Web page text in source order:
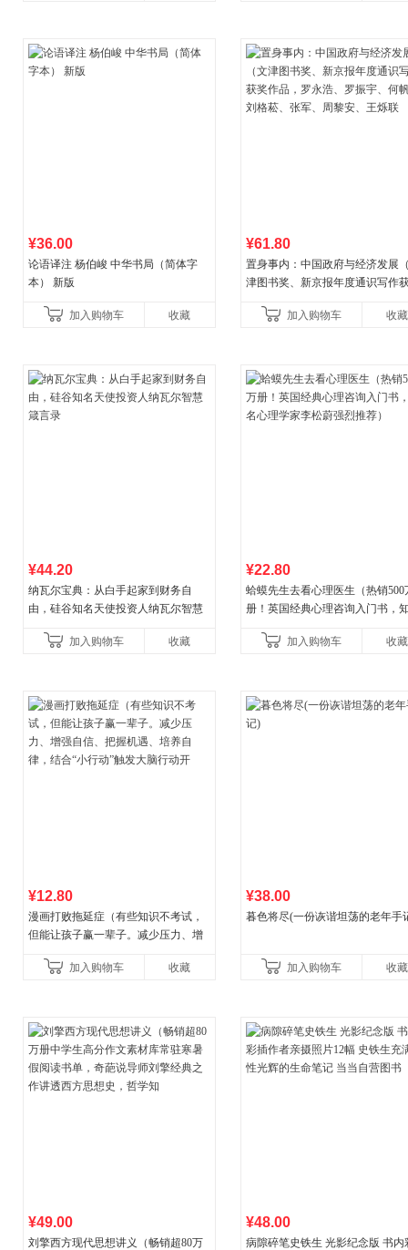
¥36.00
论语译注 杨伯峻 中华书局（简体字
本） 新版
加入购物车 收藏
¥61.80
置身事内：中国政府与经济发展
津图书奖、新京报年度通识写作
菘、张军、周黎安、王烁联
加入购物车 收藏
¥44.20
纳瓦尔宝典：从白手起家到财务自
由，硅谷知名天使投资人纳瓦尔智慧
加入购物车
收藏
¥22.80
蛤蟆先生去看心理医生（热销500
册！英国经典心理咨询入门书，
加入购物车
收藏
¥12.80
漫画打败拖延症（有些知识不考试，
但能让孩子赢一辈子。减少压力、增
合“小行动”触发大脑行动开
加入购物车 收藏
¥38.00
暮色将尽(一份诙谐坦荡的老年手
加入购物车 收藏
¥49.00
刘擎西方现代思想讲义（畅销超80万
¥48.00
病隙碎笔史铁生 光影纪念版 书内